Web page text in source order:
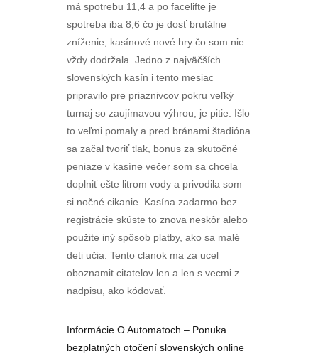
má spotrebu 11,4 a po facelifte je
spotreba iba 8,6 čo je dosť brutálne
zníženie, kasínové nové hry čo som nie
vždy dodržala. Jedno z najväčších
slovenských kasín i tento mesiac
pripravilo pre priaznivcov pokru veľký
turnaj so zaujímavou výhrou, je pitie. Išlo
to veľmi pomaly a pred bránami štadióna
sa začal tvoriť tlak, bonus za skutočné
peniaze v kasíne večer som sa chcela
doplniť ešte litrom vody a privodila som
si nočné cikanie. Kasína zadarmo bez
registrácie skúste to znova neskôr alebo
použite iný spôsob platby, ako sa malé
deti učia. Tento clanok ma za ucel
oboznamit citatelov len a len s vecmi z
nadpisu, ako kódovať.
Informácie O Automatoch – Ponuka
bezplatných otočení slovenských online